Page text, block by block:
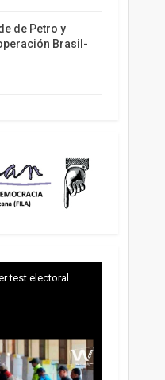
de Petro y
Brasil-
test electoral